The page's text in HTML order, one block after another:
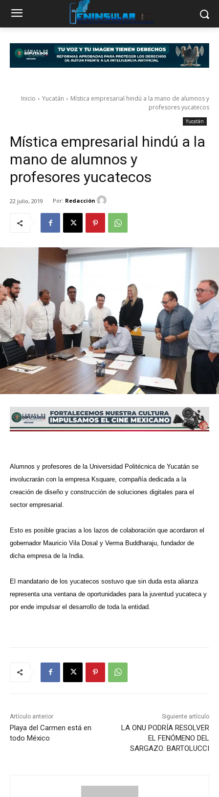
Inicio Yucatán
Mística empresarial hindú a la mano de alumnos y
profesores yucatecos
Yucatán
Mística empresarial hindú a la
mano de alumnos y
profesores yucatecos
22 julio, 2019 Por: Redacción
Alumnos y profesores de la Universidad Politécnica de Yucatán se
involucrarán con la empresa Ksquare, compañía dedicada a la
creación de diseño y construcción de soluciones digitales para el
sector empresarial.
Esto es posible gracias a los lazos de colaboración que acordaron el
gobernador Mauricio Vila Dosal y Verma Buddharaju, fundador de
dicha empresa de la India.
El mandatario de los yucatecos sostuvo que sin duda esta alianza
representa una ventana de oportunidades para la juventud yucateca y
por ende impulsar el desarrollo de toda la entidad.
Artículo anterior
Playa del Carmen está en
todo México
Siguiente artículo
LA ONU PODRÍA RESOLVER
EL FENÓMENO DEL
SARGAZO: BARTOLUCCI